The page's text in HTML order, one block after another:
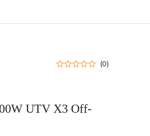
(0)
UTV X3 Off-